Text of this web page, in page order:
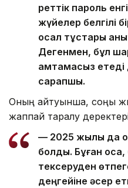
реттік пароль
жүйелер белгілі
осал тұстары
Дегенмен, бұл
қамтамасыз
сарапшы.
Оның айтуынша, соңғы
жаппай таралу
— 2025 жылы да
болды. Бұған
тексеруден
деңгейіне әсер